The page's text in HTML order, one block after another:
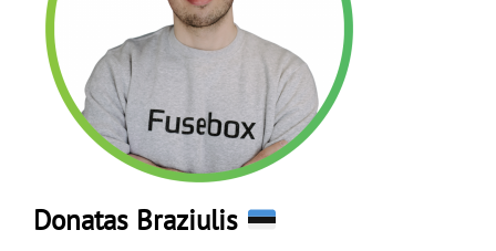
Donatas Braziulis